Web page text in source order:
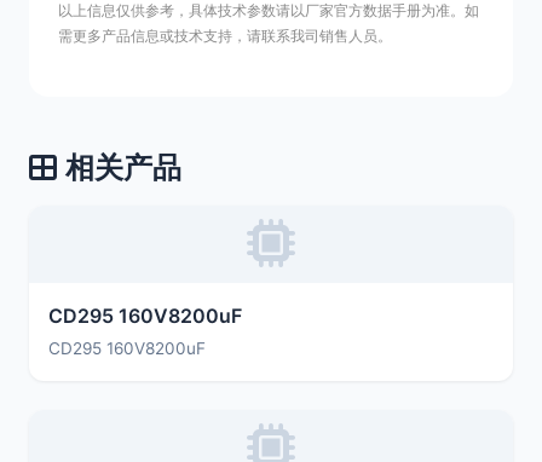
以上信息仅供参考，具体技术参数请以厂家官方数据手册为准。如
需更多产品信息或技术支持，请联系我司销售人员。
相关产品
CD295 160V8200uF
CD295 160V8200uF